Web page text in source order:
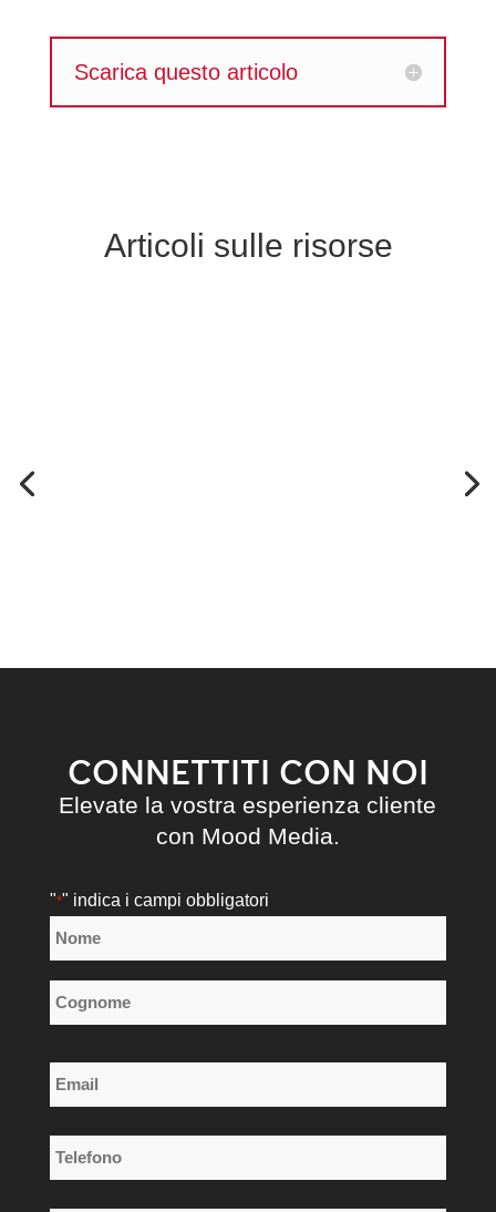
Scarica questo articolo
Articoli sulle risorse
CONNETTITI CON NOI
Elevate la vostra esperienza cliente
con Mood Media.
"*" indica i campi obbligatori
Nome
*
Email
*
Telefono
*